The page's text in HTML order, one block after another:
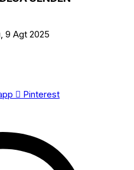
9 Agt 2025
Pinterest